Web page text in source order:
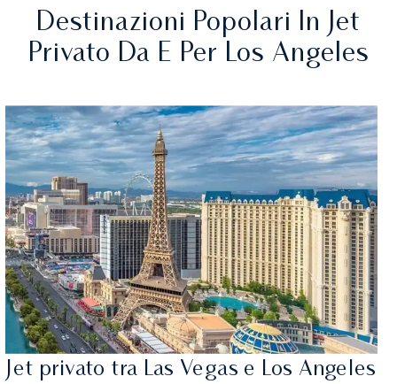
Destinazioni Popolari In Jet
Privato Da E Per Los Angeles
Jet privato tra Las Vegas e Los Angeles